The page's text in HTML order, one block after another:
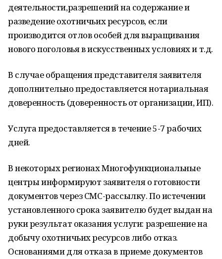
деятельности,разрешений на содержание и
разведение охотничьих ресурсов, если
производится отлов особей для выращивания
нового поголовья в искусственных условиях и т.д.
В случае обращения представителя заявителя
дополнительно предоставляется нотариальная
доверенность (доверенность от организации, ИП).
Услуга предоставляется в течение 5-7 рабочих
дней.
В некоторых регионах Многофункциональные
центры информируют заявителя о готовности
документов через СМС-рассылку. По истечении
установленного срока заявителю будет выдан на
руки результат оказания услуги: разрешение на
добычу охотничьих ресурсов либо отказ.
Основаниями для отказа в приеме документов